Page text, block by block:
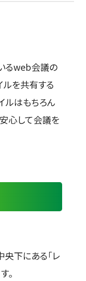
るweb会議の
ルを共有する
ルはもちろん
心して会議を
下にある「レ
。